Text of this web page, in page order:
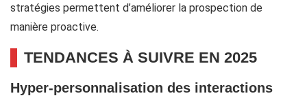
stratégies permettent d’améliorer la prospection de
manière proactive.
TENDANCES À SUIVRE EN 2025
Hyper-personnalisation des interactions